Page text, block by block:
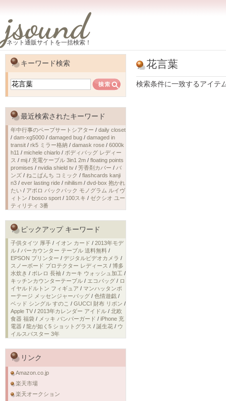
jsound
ネット通販サイトを一括検索！
花言葉
検索条件に一致するアイテ
キーワード検索
最近検索されたキーワード
年中行事のペープサートシアター / daily closet
/ dam-xg5000 / damaged bug / damaged in
transit / rk5 ミラー格納 / damask rose / 6000k
h11 / michele chiarlo / ボディバッグ レディー
ス / mij / 充電ケーブル 3in1 2m / floating points
promises / nvidia shield tv / 芳香剤カバー / バ
ンズ / ねこぱんち コミック / flashcards kanji
n3 / ever lasting ride / nihilism / dvd-box 抱かれ
たい / アポロ バックパック モノグラム ルイヴ
ィトン / bosco sport / 100スキ / ゼクシオ ユー
ティリティ 3番
ピックアップ キーワード
子供タイツ 厚手 / イオン カード / 2013年モデ
ル / バーカウンター テーブル 送料無料 /
EPSON プリンター / デジタルビデオカメラ /
スノーボード プロテクター レディース / 博多
水炊き / ボレロ 長袖 / カーキ ウォッシュ加工 /
キッチンカウンターテーブル / エコバッグ / ロ
イヤルドルトン フィギュア / マンハッタンポ
ーテージ メッセンジャーバッグ / 色情遊戯 /
ベッド シングル すのこ / GUCCI 財布 リボン /
Apple TV / 2013年カレンダー アイドル / 北欧
食器 福袋 / メッキ バンパーガード / iPhone 充
電器 / 龍が如く5 ショットグラス / 誕生花 / ウ
イルスバスター 3年
リンク
Amazon.co.jp
楽天市場
楽天オークション